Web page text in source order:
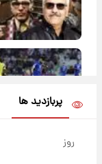
پربازدید ها
روز